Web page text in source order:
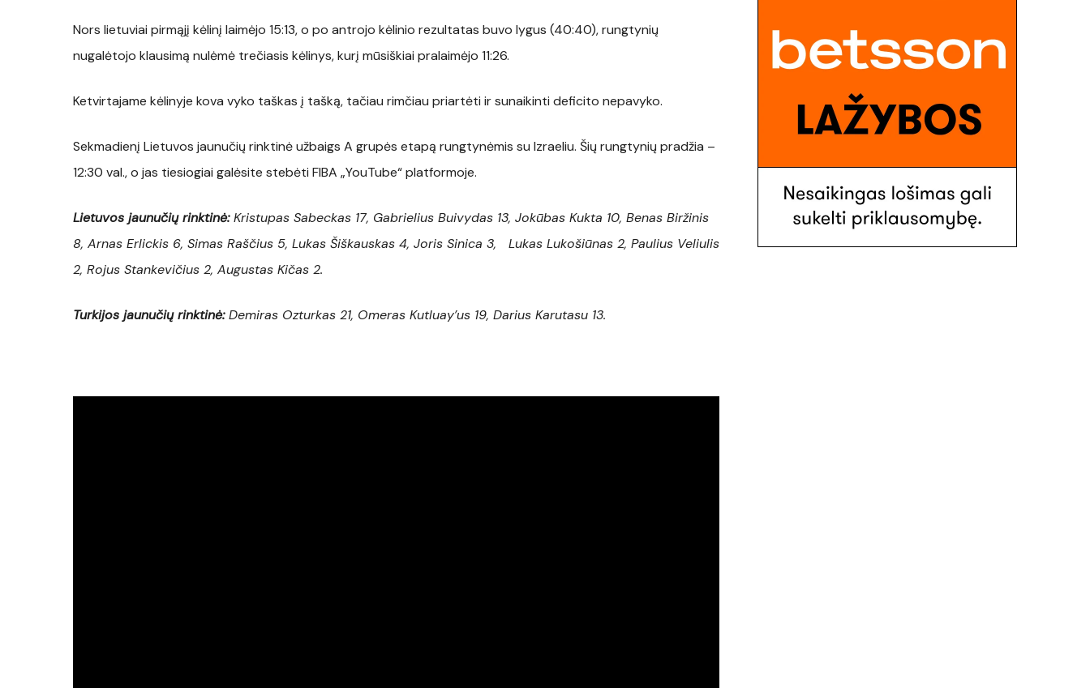
Nors lietuviai pirmąjį kėlinį laimėjo 15:13, o po antrojo kėlinio rezultatas buvo lygus (40:40), rungtynių
nugalėtojo klausimą nulėmė trečiasis kėlinys, kurį mūsiškiai pralaimėjo 11:26.
Ketvirtajame kėlinyje kova vyko taškas į tašką, tačiau rimčiau priartėti ir sunaikinti deficito nepavyko.
Sekmadienį Lietuvos jaunučių rinktinė užbaigs A grupės etapą rungtynėmis su Izraeliu. Šių rungtynių pradžia –
12:30 val., o jas tiesiogiai galėsite stebėti FIBA „YouTube“ platformoje.
Lietuvos jaunučių rinktinė:Kristupas Sabeckas 17, Gabrielius Buivydas 13, Jokūbas Kukta 10, Benas Biržinis
8, Arnas Erlickis 6, Simas Raščius 5, Lukas Šiškauskas 4, Joris Sinica 3, Lukas Lukošiūnas 2, Paulius Veliulis
2, Rojus Stankevičius 2, Augustas Kičas 2.
Turkijos jaunučių rinktinė:Demiras Ozturkas 21, Omeras Kutluay’us 19, Darius Karutasu 13.